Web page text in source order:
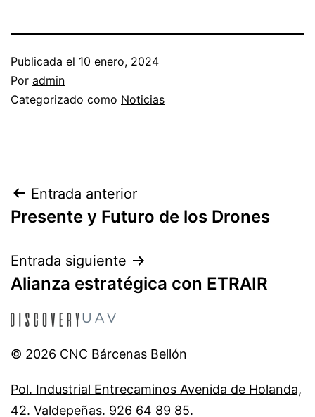
Publicada el 10 enero, 2024
Por admin
Categorizado como Noticias
Navegación
de
entradas
Entrada anterior
Presente y Futuro de los Drones
Entrada siguiente
Alianza estratégica con ETRAIR
© 2026 CNC Bárcenas Bellón
Pol. Industrial Entrecaminos Avenida de Holanda,
42. Valdepeñas. 926 64 89 85.